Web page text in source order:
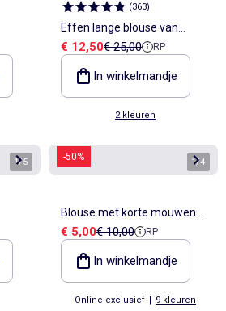
(363)
Effen lange blouse van
linnen
Verkoopprijs
€ 12,50Referentieprijs
€ 25,00 RP
In winkelmandje
2 kleuren
1/5 -50% 1/4
Blouse met korte mouwen
en V-hals
Verkoopprijs
€ 5,00Referentieprijs
€ 10,00 RP
In winkelmandje
Online exclusief | 9 kleuren